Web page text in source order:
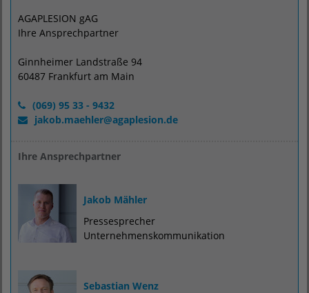
AGAPLESION gAG
Ihre Ansprechpartner
Ginnheimer Landstraße 94
60487 Frankfurt am Main
(069) 95 33 - 9432
jakob.maehler@agaplesion.de
Ihre Ansprechpartner
Jakob Mähler
Pressesprecher
Unternehmenskommunikation
Sebastian Wenz